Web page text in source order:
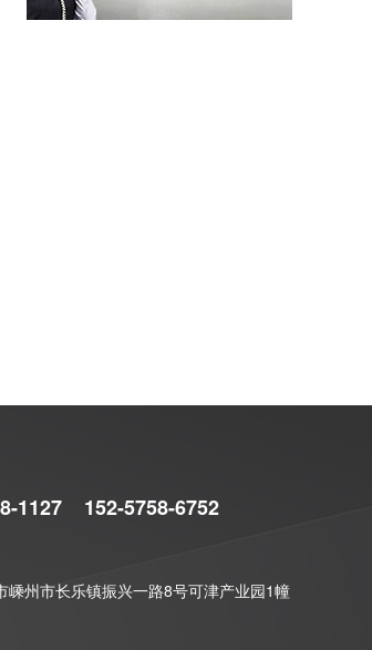
63机座系列
1127 152-5758-6752
嵊州市长乐镇振兴一路8号可津产业园1幢